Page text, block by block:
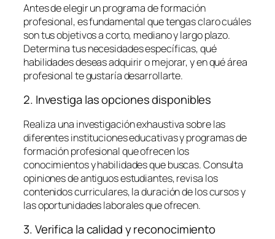
Antes de elegir un programa de formación
profesional, es fundamental que tengas claro cuáles
son tus objetivos a corto, mediano y largo plazo.
Determina tus necesidades específicas, qué
habilidades deseas adquirir o mejorar, y en qué área
profesional te gustaría desarrollarte.
2. Investiga las opciones disponibles
Realiza una investigación exhaustiva sobre las
diferentes instituciones educativas y programas de
formación profesional que ofrecen los
conocimientos y habilidades que buscas. Consulta
opiniones de antiguos estudiantes, revisa los
contenidos curriculares, la duración de los cursos y
las oportunidades laborales que ofrecen.
3. Verifica la calidad y reconocimiento